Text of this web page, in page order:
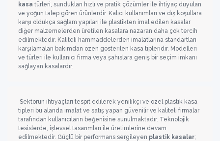
kasa türleri, sundukları hızlı ve pratik çözümler ile ihtiyaç duyulan
ve yoğun talep gören ürünlerdir. Kalıcı kullanımları ve dış koşullara
karşı oldukça sağlam yapıları ile plastikten imal edilen kasalar
diğer malzemelerden üretilen kasalara nazaran daha çok tercih
edilmektedir. Kaliteli hammaddelerden imalatlarına standartları
karşılamaları bakımdan özen gösterilen kasa tipleridir. Modelleri
ve türleri ile kullanıcı firma veya şahıslara geniş bir seçim imkanı
sağlayan kasalardır.
Sektörün ihtiyaçları tespit edilerek yenilikçi ve özel plastik kasa
tipleri bu alanda imalat ve satış yapan güvenilir ve kaliteli firmalar
tarafından kullanıcıların beğenisine sunulmaktadır. Teknolojik
tesislerde, işlevsel tasarımları ile üretimlerine devam
edilmektedir. Güçlü bir performans sergileyen plastik kasalar;